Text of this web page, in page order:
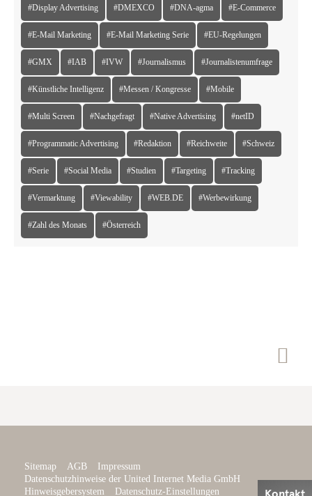
#Display Advertising #DMEXCO #DNA-agma #E-Commerce
#E-Mail Marketing #E-Mail Marketing Serie #EU-Regelungen
#GMX #IAB #IVW #Journalismus #Journalistenumfrage
#Künstliche Intelligenz #Messen / Kongresse #Mobile
#Multi Screen #Nachgefragt #Native Advertising #netID
#Programmatic Advertising #Redaktion #Reichweite #Schweiz
#Serie #Social Media #Studien #Targeting #Tracking
#Vermarktung #Viewability #WEB.DE #Werbewirkung
#Zahl des Monats #Österreich

Sitemap AGB
Impressum
Datenschutzhinweise der United Internet Media GmbH
Hinweisgebersystem
Datenschutz-Einstellungen